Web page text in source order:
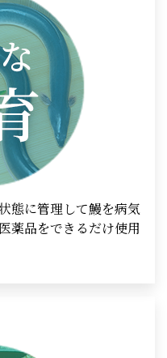
態に管理して鰻を病気
薬品をできるだけ使用